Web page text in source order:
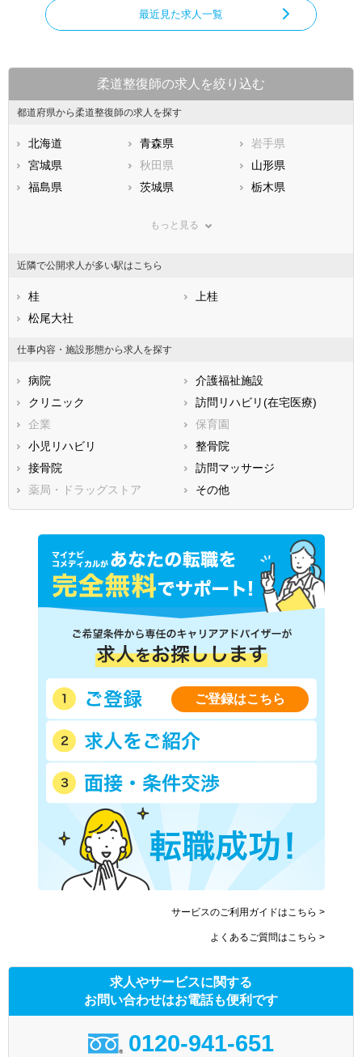
最近見た求人一覧
柔道整復師の求人を絞り込む
都道府県から柔道整復師の求人を探す
北海道 青森県
岩手県
宮城県
秋田県
山形県
福島県
茨城県
栃木県
神奈川県
石川県
福井県
静岡県
滋賀県
広島県
徳島県
香川県
高知県
福岡県
熊本県
鹿児島県
もっと見る
近隣で公開求人が多い駅はこちら
桂
上桂
松尾大社
仕事内容・施設形態から求人を探す
病院
介護福祉施設
クリニック
訪問リハビリ(在宅医療)
企業
保育園
小児リハビリ
整骨院
接骨院
訪問マッサージ
薬局・ドラッグストア
その他
ご登録はこちら
サービスのご利用ガイドはこちら >
よくあるご質問はこちら >
求人やサービスに関する
お問い合わせはお電話も便利です
0120-941-651